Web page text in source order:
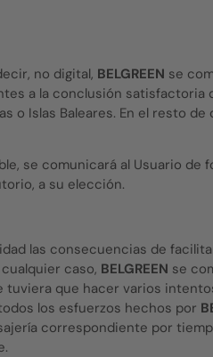
no digital, BELGREEN se
a la conclusión
o Islas Baleares. En el resto
se comunicará al Usuario de
a su elección.
las consecuencias de
caso, BELGREEN se
que hacer varios
los esfuerzos hechos por
correspondiente por